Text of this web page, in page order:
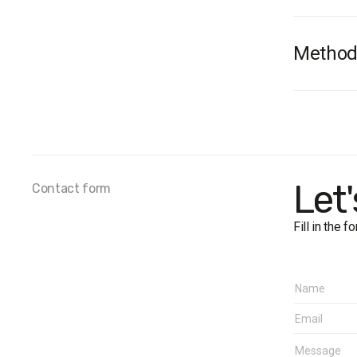
Margin
Contact form
Fill in the